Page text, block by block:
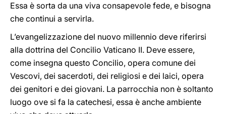
Essa è sorta da una viva consapevole fede, e bisogna
che continui a servirla.
L’evangelizzazione del nuovo millennio deve riferirsi
alla dottrina del Concilio Vaticano II. Deve essere,
come insegna questo Concilio, opera comune dei
Vescovi, dei sacerdoti, dei religiosi e dei laici, opera
dei genitori e dei giovani. La parrocchia non è soltanto
luogo ove si fa la catechesi, essa è anche ambiente